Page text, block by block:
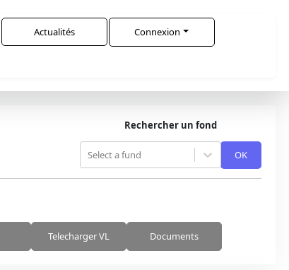
Actualités Connexion
Rechercher un fond
Select a fund OK
Telecharger VL Documents